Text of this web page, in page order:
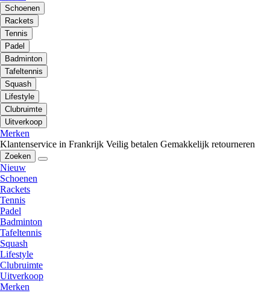
Schoenen
Rackets
Tennis
Padel
Badminton
Tafeltennis
Squash
Lifestyle
Clubruimte
Uitverkoop
Merken
Klantenservice in Frankrijk Veilig betalen Gemakkelijk retourneren
Zoeken
Nieuw
Schoenen
Rackets
Tennis
Padel
Badminton
Tafeltennis
Squash
Lifestyle
Clubruimte
Uitverkoop
Merken